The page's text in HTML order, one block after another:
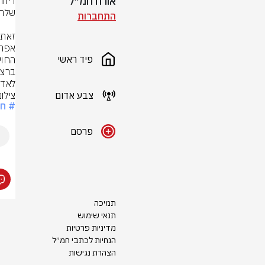
התחברות
פיד ראשי
צבע אדום
פרסם
תמיכה
תנאי שימוש
מדיניות פרטיות
הנחיות לכתבי חמ״ל
הצהרת נגישות
#